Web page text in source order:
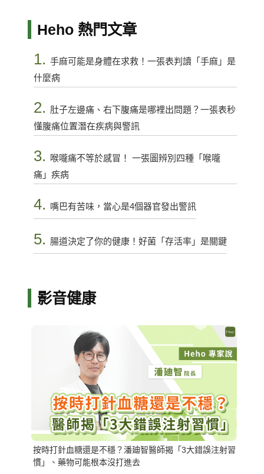
Heho 熱門文章
1. 手麻可能是身體在求救！一張表判讀「手麻」是
什麼病
2. 肚子左邊痛、右下腹痛是哪裡出問題？一張表秒
懂腹痛位置潛在疾病與警訊
3.
喉嚨痛不等於感冒！ 一張圖辨別四種「喉嚨
痛」疾病
4. 嘴巴有苦味，當心是4個器官發出警訊
5. 腸道決定了你的健康！好菌「存活率」是關鍵
影音健康
按時打針血糖還是不穩？潘廸智醫師揭「3大錯誤注射習
慣」、藥物可能根本沒打進去